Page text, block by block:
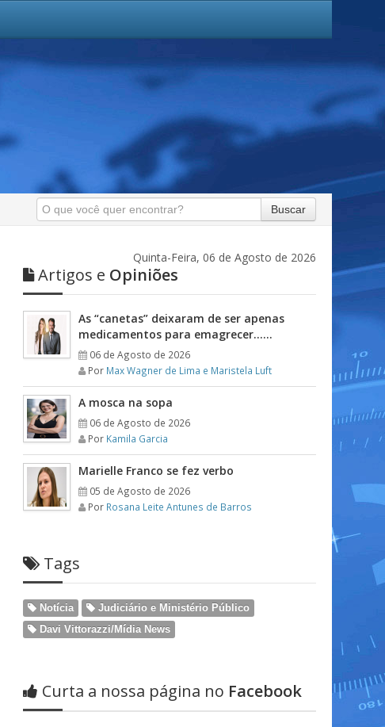
Buscar
Quinta-Feira, 06 de Agosto de 2026
Artigos e Opiniões
As “canetas” deixaram de ser apenas
medicamentos para emagrecer……
06 de Agosto de 2026
Por Max Wagner de Lima e Maristela Luft
A mosca na sopa
06 de Agosto de 2026
Por Kamila Garcia
Marielle Franco se fez verbo
05 de Agosto de 2026
Por Rosana Leite Antunes de Barros
Tags
Notícia
Judiciário e Ministério Público
Davi Vittorazzi/Mídia News
Curta a nossa página no Facebook